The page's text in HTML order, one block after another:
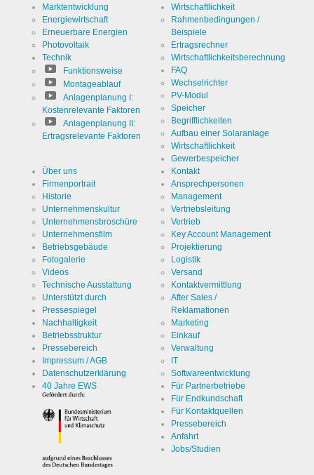
Marktentwicklung
Energiewirtschaft
Erneuerbare Energien
Photovoltaik
Technik
Funktionsweise
Montageablauf
Anlagenplanung I:
Kostenrelevante Faktoren
Anlagenplanung II:
Ertragsrelevante Faktoren
Wirtschaftlichkeit
Rahmenbedingungen /
Beispiele
Ertragsrechner
Wirtschaftlichkeitsberechnung
FAQ
Wechselrichter
PV-Modul
Speicher
Begrifflichkeiten
Aufbau einer Solaranlage
Wirtschaftlichkeit
Gewerbespeicher
Über uns
Firmenportrait
Historie
Unternehmenskultur
Unternehmensbroschüre
Unternehmensfilm
Betriebsgebäude
Fotogalerie
Videos
Technische Ausstattung
Unterstützt durch
Pressespiegel
Nachhaltigkeit
Betriebsstruktur
Pressebereich
Impressum / AGB
Datenschutzerklärung
40 Jahre EWS
Kontakt
Ansprechpersonen
Management
Vertriebsleitung
Vertrieb
Key Account Management
Projektierung
Logistik
Versand
Kontaktvermittlung
After Sales /
Reklamationen
Marketing
Einkauf
Verwaltung
IT
Softwareentwicklung
Für Partnerbetriebe
Für Endkundschaft
Für Kontaktquellen
Pressebereich
Anfahrt
Jobs/Studien
Erzeugt
statistische
Besucher
die Website
nutzt.
Cookie Name
Cookie Laufzeit
Infos schließen